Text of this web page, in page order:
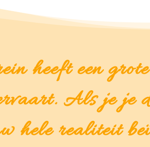
heeft een
Als je je
hele realiteit